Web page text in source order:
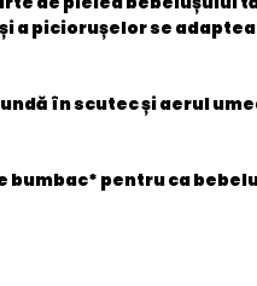
piciorușelor se
în scutec și aerul
bumbac* pentru ca